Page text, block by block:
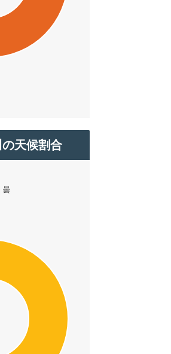
天候割合